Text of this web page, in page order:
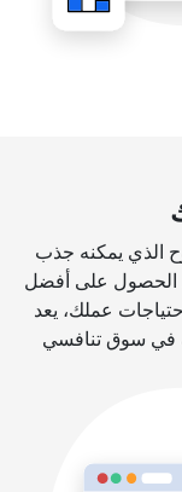
الذي يمكنه جذب
الحصول على أفضل
عملك، يعد
في سوق تنافسي